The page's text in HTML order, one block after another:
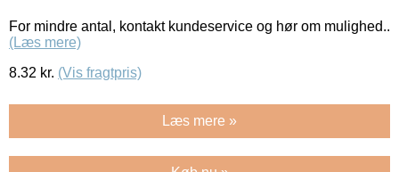
For mindre antal, kontakt kundeservice og hør om mulighed..
(Læs mere)
8.32 kr. (Vis fragtpris)
Læs mere »